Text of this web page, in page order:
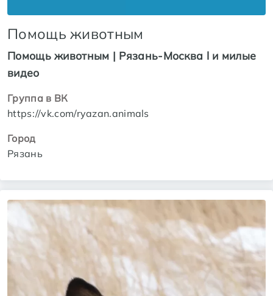
Помощь животным
Помощь животным | Рязань-Москва l и милые
видео
Группа в ВК
https://vk.com/ryazan.animals
Город
Рязань